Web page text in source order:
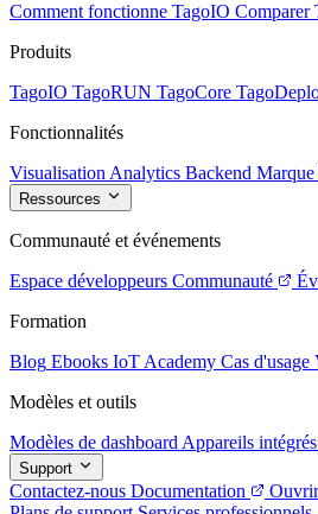
Comment fonctionne TagoIO Comparer
Produits
TagoIO TagoRUN TagoCore
Fonctionnalités
Visualisation Analytics Backend Marque
Ressources
Communauté et événements
Espace développeurs Communauté
Formation
Blog Ebooks IoT Academy Cas d'usage
Modèles et outils
Modèles de dashboard Appareils intégrés
Support
Contactez-nous Documentation